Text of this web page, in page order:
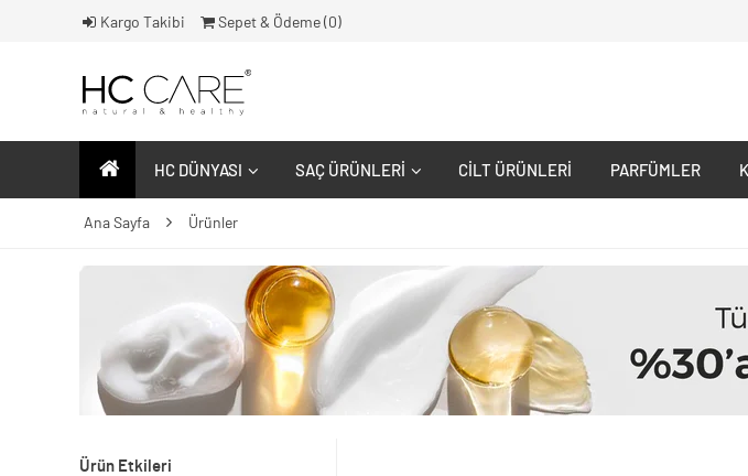
Kargo Takibi Sepet & Ödeme ( 0)
HC DÜNYASI SAÇ ÜRÜNLERI CILT ÜRÜNLERI PARFÜMLER
Ana Sayfa Ürünler
Ürün Etkileri